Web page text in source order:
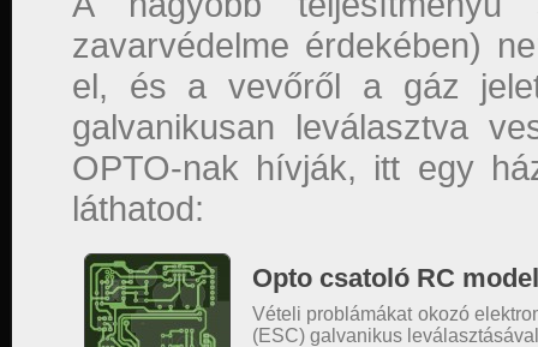
zavarvédelme érdekében)
el, és a vevőről a gáz
galvanikusan leválasztva
OPTO-nak hívják, itt egy
láthatod:
Opto csatoló RC
Vételi problámákat okozó
(ESC) galvanikus leválasztásával